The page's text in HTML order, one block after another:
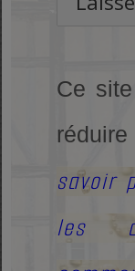
Ce
savoir
les